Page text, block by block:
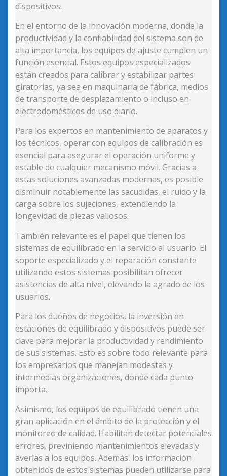
dispositivos.
En el entorno de la innovación moderna, donde la
productividad y la confiabilidad del sistema son de
alta importancia, los equipos de ajuste cumplen un
función esencial. Estos equipos especializados
están creados para calibrar y estabilizar partes
giratorias, ya sea en maquinaria de fábrica, medios
de transporte de desplazamiento o incluso en
electrodomésticos de uso diario.
Para los expertos en mantenimiento de aparatos y
los técnicos, operar con equipos de calibración es
esencial para asegurar el operación uniforme y
estable de cualquier mecanismo móvil. Gracias a
estas soluciones avanzadas modernas, es posible
disminuir notablemente las sacudidas, el ruido y la
carga sobre los sujeciones, extendiendo la
longevidad de piezas valiosos.
También relevante es el papel que tienen los
sistemas de equilibrado en la servicio al usuario. El
soporte especializado y el reparación constante
utilizando estos sistemas posibilitan ofrecer
asistencias de alta nivel, elevando la agrado de los
usuarios.
Para los dueños de negocios, la inversión en
estaciones de equilibrado y dispositivos puede ser
clave para mejorar la productividad y rendimiento
de sus sistemas. Esto es sobre todo relevante para
los empresarios que manejan modestas y
intermedias organizaciones, donde cada punto
importa.
Asimismo, los equipos de equilibrado tienen una
gran aplicación en el ámbito de la protección y el
monitoreo de calidad. Habilitan detectar potenciales
errores, previniendo mantenimientos elevadas y
averías a los equipos. Además, los información
obtenidos de estos sistemas pueden utilizarse para